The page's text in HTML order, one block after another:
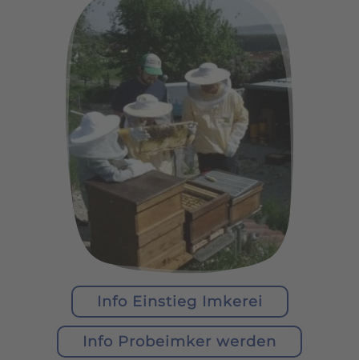
Info Einstieg Imkerei
Info Probeimker werden